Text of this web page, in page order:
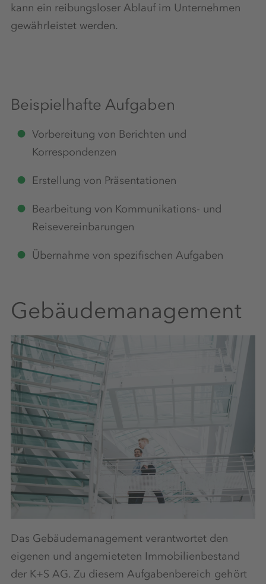
kann ein reibungsloser Ablauf im Unternehmen
gewährleistet werden.
Beispielhafte Aufgaben
Vorbereitung von Berichten und
Korrespondenzen
Erstellung von Präsentationen
Bearbeitung von Kommunikations- und
Reisevereinbarungen
Übernahme von spezifischen Aufgaben
Gebäudemanagement
Das Gebäudemanagement verantwortet den
eigenen und angemieteten Immobilienbestand
der K+S AG. Zu diesem Aufgabenbereich gehört